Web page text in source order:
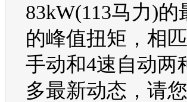
83kW(113马力)的
的峰值扭矩，相
手动和4速自动两
多最新动态，请